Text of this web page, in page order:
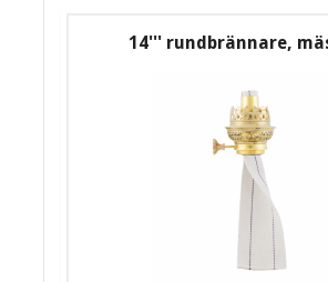
14''' rundbrännare,